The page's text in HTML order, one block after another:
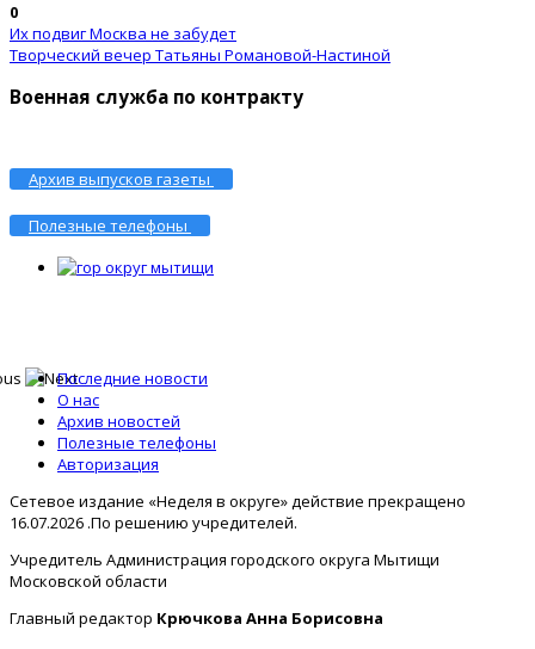
0
Их подвиг Москва не забудет
Творческий вечер Татьяны Романовой-Настиной
Военная служба по контракту
Архив выпусков газеты
Полезные телефоны
Последние новости
О нас
Архив новостей
Полезные телефоны
Авторизация
Сетевое издание «Неделя в округе» действие прекращено
16.07.2026 .По решению учредителей.
Учредитель Администрация городского округа Мытищи
Московской области
Главный редактор Крючкова Анна Борисовна